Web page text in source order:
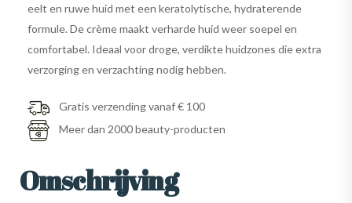
eelt en ruwe huid met een keratolytische, hydraterende
formule. De crème maakt verharde huid weer soepel en
comfortabel. Ideaal voor droge, verdikte huidzones die extra
verzorging en verzachting nodig hebben.
Gratis verzending vanaf € 100
Meer dan 2000 beauty-producten
Omschrijving